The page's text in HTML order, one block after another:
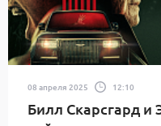
08 апреля 2025 12:10
Билл Скарсгард и